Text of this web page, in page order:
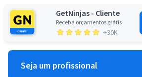
GetNinjas - Cliente
Receba orçamentos grátis
+30K
Seja um profissional